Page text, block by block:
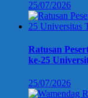
25/07/2026
Ratusan
ke-25
25/07/2026